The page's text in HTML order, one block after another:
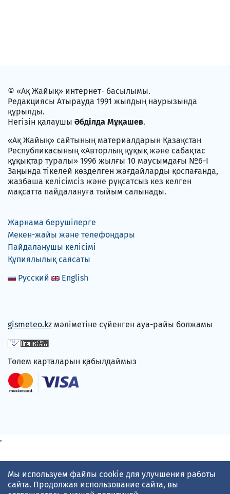
© «Ақ Жайық» интернет- басылымы.
Редакциясы Атырауда 1991 жылдың наурызында
құрылды.
Негізін қалаушы Әбділда Мұқашев.
«Ақ Жайық» сайтының материалдарын Қазақстан
Республикасының «Авторлық құқық және сабақтас
құқықтар туралы» 1996 жылғы 10 маусымдағы №6-I
Заңында тікелей көзделген жағдайларды қоспағанда,
жазбаша келісімсіз және рұқсатсыз кез келген
мақсатта пайдалануға тыйым салынады.
Жарнама берушілерге
Мекен-жайы және телефондары
Пайдаланушы келісімі
Құпиялылық саясаты
Русский
English
gismeteo.kz мәліметіне сүйенген ауа-райы болжамы
Төлем карталарын қабылдаймыз
Мы используем файлы cookie для улучшения работы
сайта. Продолжая использование сайта, вы